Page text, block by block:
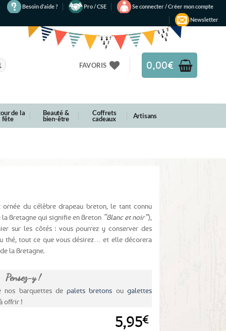
Besoin d’aide ? Pro / CSE
Se connecter / Créer mon compte
Newsletter
FAVORIS 0,00€
de la
fête
Beauté &
bien-être
Coffrets
cadeaux Artisans
du célèbre drapeau breton, le tant connu
la Bretagne qui signifie en Breton “Blanc et noir”),
sur les côtés : vous pourrez y conserver des
thé, tout ce que vous désirez… et elle décorera
la Bretagne.
Pensez-y !
nos barquettes depalets bretons ougalettes
offrir !
5,95€